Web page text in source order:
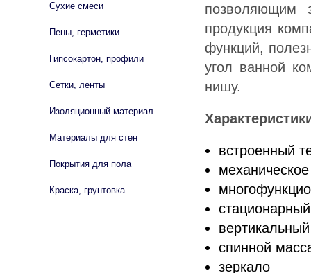
позволяющим
продукция
функций,
угол ванной
нишу.
встроенный
спинной
зеркало
Сухие смеси
Пены, герметики
Гипсокартон, профили
Сетки, ленты
Изоляционный материал
Материалы для стен
Покрытия для пола
Краска, грунтовка